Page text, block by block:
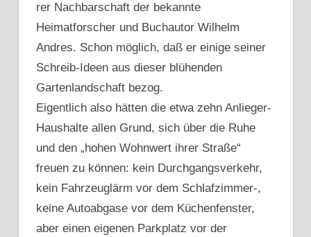
rer Nachbarschaft der bekannte
Heimatforscher und Buchautor Wilhelm
Andres. Schon möglich, daß er einige seiner
Schreib-Ideen aus dieser blühenden
Gartenlandschaft bezog.
Eigentlich also hätten die etwa zehn Anlieger-
Haushalte allen Grund, sich über die Ruhe
und den „hohen Wohnwert ihrer Straße“
freuen zu können: kein Durchgangsverkehr,
kein Fahrzeuglärm vor dem Schlafzimmer-,
keine Autoabgase vor dem Küchenfenster,
aber einen eigenen Parkplatz vor der